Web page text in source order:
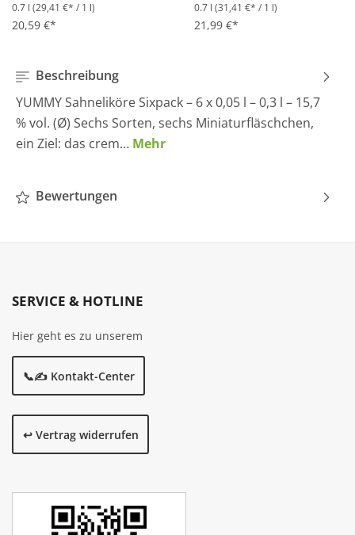
Durchschnittliche Bewertung von 3.2 von 5 Sternen
0.7 l (29,41 €* / 1 l)
20,59 €*
Durchschnittliche
0.7 l (31,41 €* / 1 l)
21,99 €*
Beschreibung
YUMMY Sahneliköre Sixpack – 6 x 0,05 l – 0,3 l – 15,7
% vol. (Ø) Sechs Sorten, sechs Miniaturfläschchen,
ein Ziel: das crem… Mehr
Bewertungen
SERVICE & HOTLINE
Hier geht es zu unserem
📞✍️ Kontakt-Center
↩️ Vertrag widerrufen